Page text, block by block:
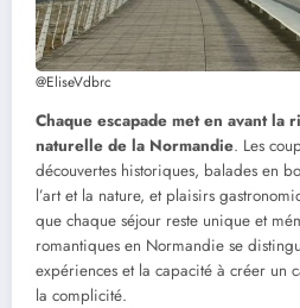
@EliseVdbrc
Chaque escapade met en avant la
naturelle de la Normandie. Les
découvertes historiques, balades en
l’art et la nature, et plaisirs
que chaque séjour reste unique et
romantiques en Normandie se
expériences et la capacité à créer un
la complicité.